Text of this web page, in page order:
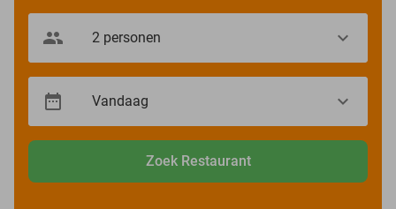
Zoek Restaurant